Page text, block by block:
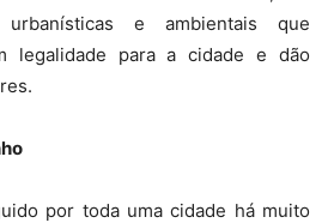
urbanísticas e ambientais que
legalidade para a cidade e dão
por toda uma cidade há muito